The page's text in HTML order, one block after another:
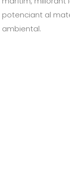
potenciant al
ambiental.